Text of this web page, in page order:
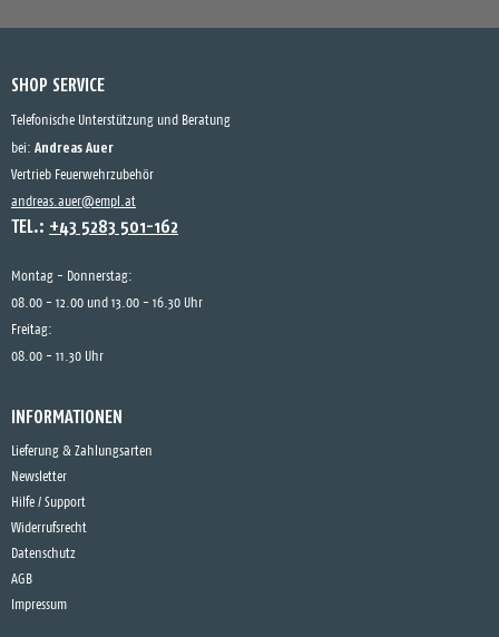
SHOP SERVICE
Telefonische Unterstützung und Beratung
bei: Andreas Auer
Vertrieb Feuerwehrzubehör
andreas.auer@empl.at
TEL.: +43 5283 501-162
Montag - Donnerstag:
08.00 - 12.00 und 13.00 - 16.30 Uhr
Freitag:
08.00 - 11.30 Uhr
INFORMATIONEN
Lieferung & Zahlungsarten
Newsletter
Hilfe / Support
Widerrufsrecht
Datenschutz
AGB
Impressum